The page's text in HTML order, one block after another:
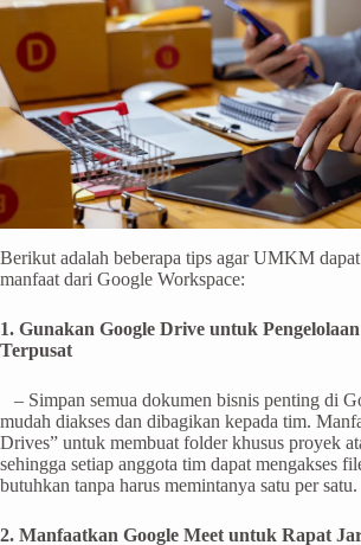
Berikut adalah beberapa tips agar UMKM
manfaat dari Google Workspace:
1. Gunakan Google Drive untuk
Terpusat
– Simpan semua dokumen bisnis penting di
mudah diakses dan dibagikan kepada tim.
Drives” untuk membuat folder khusus proyek
sehingga setiap anggota tim dapat mengakses
butuhkan tanpa harus memintanya satu per satu.
2. Manfaatkan Google Meet untuk Rapat